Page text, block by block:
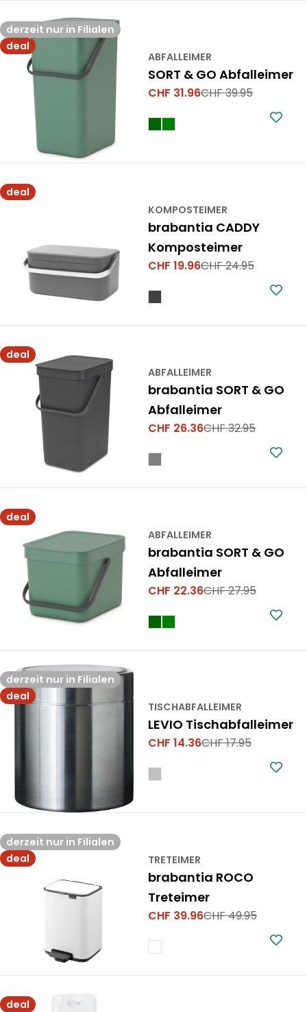
derzeit nur in Filialen
deal
ABFALLEIMER
SORT & GO Abfalleimer
Verkaufspreis
CHF 31.96
RegulärerCHF 39.95
deal
KOMPOSTEIMER
brabantia CADDY
Komposteimer
Verkaufspreis
CHF 19.96
RegulärerCHF 24.95
deal
ABFALLEIMER
brabantia SORT & GO
Abfalleimer
Verkaufspreis
CHF 26.36
RegulärerCHF 32.95
deal
ABFALLEIMER
brabantia SORT & GO
Abfalleimer
Verkaufspreis
CHF 22.36
RegulärerCHF 27.95
derzeit nur in Filialen
deal
TISCHABFALLEIMER
LEVIO Tischabfalleimer
Verkaufspreis
CHF 14.36
RegulärerCHF 17.95
derzeit nur in Filialen
deal
TRETEIMER
brabantia ROCO
Treteimer
Verkaufspreis
CHF 39.96
RegulärerCHF 49.95
deal